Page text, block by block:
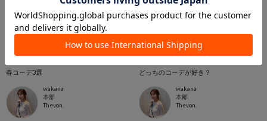
春コーデ3選
wakana
本部
Thevon.
どっちのコーデが好き？
wakana
本部
Thevon.